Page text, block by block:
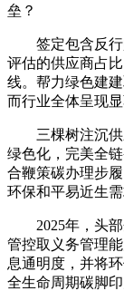
垒？
签定包含反行
评估的供应商占
线。帮力绿色建
而行业全体呈现
三棵树注沉供
绿色化，完美全
合鞭策碳办理步
环保和平易近生需
2025年，头部
管控取义务管理
息通明度，并将
全生命周期碳脚